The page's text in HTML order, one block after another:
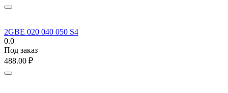
2GBE 020 040 050 S4
0.0
Под заказ
488.00 ₽